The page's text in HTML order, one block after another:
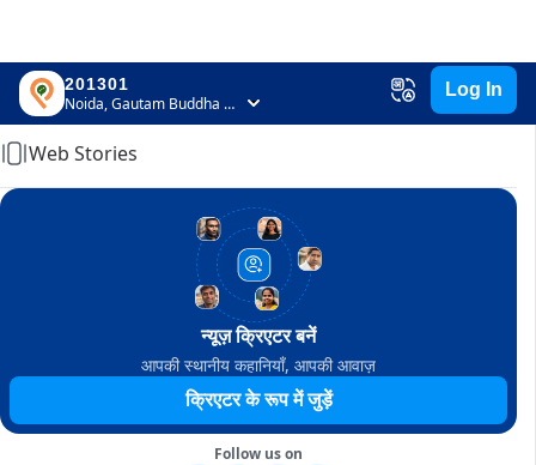
201301
Noida, Gautam Buddha Nagar, Uttar Pradesh
Log In
Home
Web Stories
न्यूज़ क्रिएटर बनें
आपकी स्थानीय कहानियाँ, आपकी आवाज़
क्रिएटर के रूप में जुड़ें
Follow us on